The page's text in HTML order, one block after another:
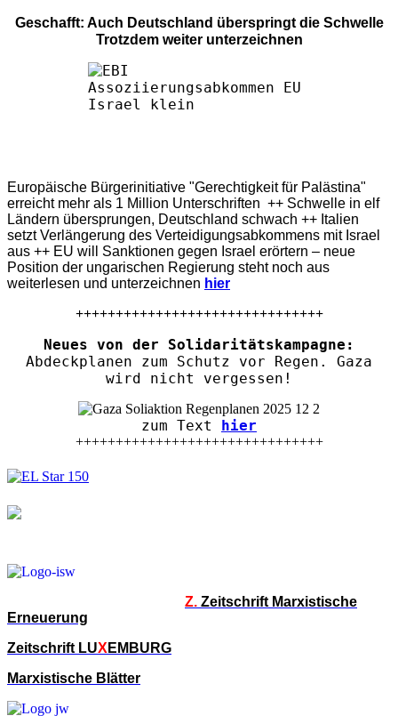
Geschafft: Auch Deutschland überspringt die Schwelle
Trotzdem weiter unterzeichnen
Europäische Bürgerinitiative "Gerechtigkeit für Palästina"
erreicht mehr als 1 Million Unterschriften ++ Schwelle in elf
Ländern übersprungen, Deutschland schwach ++ Italien
setzt Verlängerung des Verteidigungsabkommens mit Israel
aus ++ EU will Sanktionen gegen Israel erörtern – neue
Position der ungarischen Regierung steht noch aus
weiterlesen und unterzeichnen hier
+++++++++++++++++++++++++++++++
Neues von der Solidaritätskampagne:
Abdeckplanen zum Schutz vor Regen. Gaza
wird nicht vergessen!
zum Text hier
+++++++++++++++++++++++++++++++
Z. Zeitschrift Marxistische
Erneuerung
Zeitschrift LUX EMBURG
Marxistische Blätter